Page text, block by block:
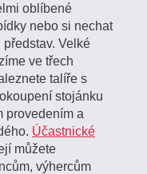
oblíbené
nebo si nechat
Velké
ve třech
talíře s
stojánku
provedením a
Účastnické
můžete
výhercům